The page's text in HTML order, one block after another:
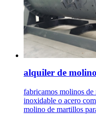
alquiler de
fabricamos molinos
inoxidable o acero
molino de martillos